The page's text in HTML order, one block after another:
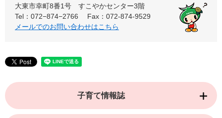
大東市幸町8番1号 すこやかセンター3階
Tel：072−874−2766
Fax：072-874-9529
メールでのお問い合わせはこちら
子育て情報誌